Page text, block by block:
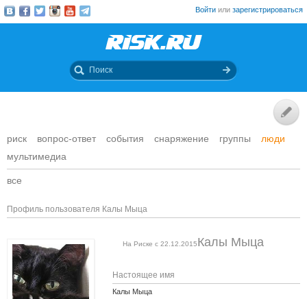
Войти или зарегистрироваться
риск вопрос-ответ события снаряжение группы
люди
мультимедиа
все
Профиль пользователя Калы Мыца
Калы Мыца
На Риске с 22.12.2015
Настоящее имя
Калы Мыца